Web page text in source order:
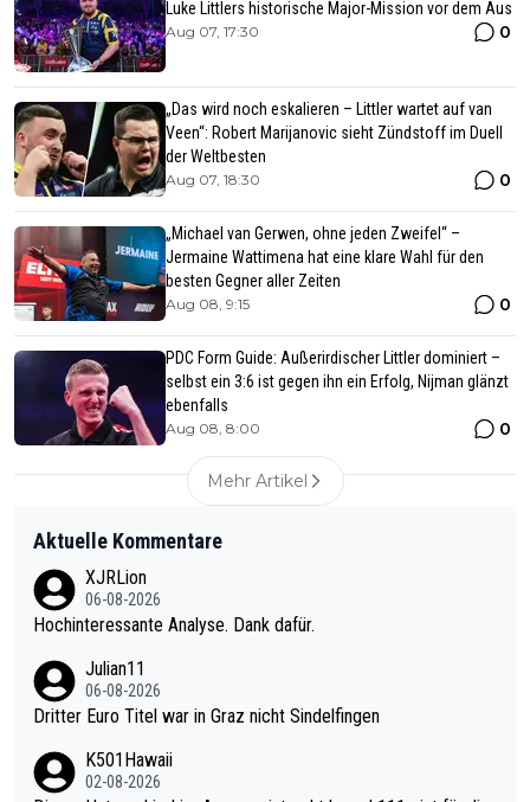
Luke Littlers historische Major-Mission vor dem Aus
Aug 07, 17:30 0
„Das wird noch eskalieren – Littler wartet auf van
Veen“: Robert Marijanovic sieht Zündstoff im Duell
der Weltbesten
Aug 07, 18:30 0
„Michael van Gerwen, ohne jeden Zweifel“ –
Jermaine Wattimena hat eine klare Wahl für den
besten Gegner aller Zeiten
Aug 08, 9:15 0
PDC Form Guide: Außerirdischer Littler dominiert –
selbst ein 3:6 ist gegen ihn ein Erfolg, Nijman glänzt
ebenfalls
Aug 08, 8:00 0
Mehr Artikel
Aktuelle Kommentare
XJRLion
06-08-2026
Hochinteressante Analyse. Dank dafür.
Julian11
06-08-2026
Dritter Euro Titel war in Graz nicht Sindelfingen
K501Hawaii
02-08-2026